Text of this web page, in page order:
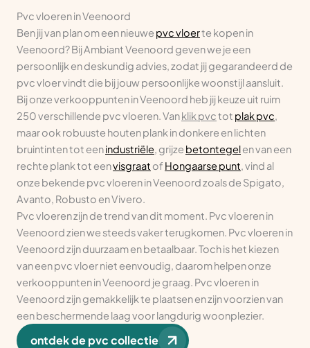
Pvc vloeren in Veenoord
Ben jij van plan om een nieuwe pvc vloerte kopen in
Veenoord? Bij Ambiant Veenoord geven we je een
persoonlijk en deskundig advies, zodat jij gegarandeerd de
pvc vloer vindt die bij jouw persoonlijke woonstijl aansluit.
Bij onze verkooppunten in Veenoord heb jij keuze uit ruim
250 verschillende pvc vloeren. Vanklik pvctot plak pvc,
maar ook robuuste houten plank in donkere en lichten
bruintinten tot eenindustriële, grijze betontegelen van een
rechte plank tot eenvisgraat of Hongaarse punt, vind al
onze bekende pvc vloeren in Veenoord zoals de Spigato,
Avanto, Robusto en Vivero.
Pvc vloeren zijn de trend van dit moment. Pvc vloeren in
Veenoord zien we steeds vaker terugkomen. Pvc vloeren in
Veenoord zijn duurzaam en betaalbaar. Toch is het kiezen
van een pvc vloer niet eenvoudig, daarom helpen onze
verkooppunten in Veenoord je graag. Pvc vloeren in
Veenoord zijn gemakkelijk te plaatsen en zijn voorzien van
een beschermende laag voor langdurig woonplezier.
ontdek de pvc collectie